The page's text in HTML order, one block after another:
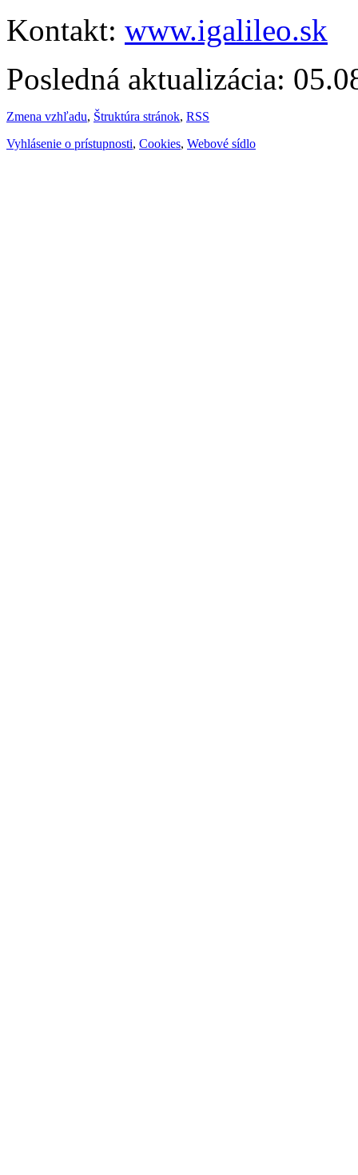
Kontakt: www.igalileo.sk
Posledná aktualizácia:
Zmena vzhľadu, Štruktúra stránok, RSS
Vyhlásenie o prístupnosti, Cookies, Webové sídlo